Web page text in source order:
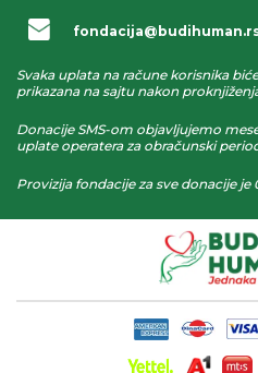
Svaka uplata na račune korisnika
prikazana na sajtu nakon
Donacije SMS-om objavljujemo
uplate operatera za obračunski
Provizija fondacije za sve donacije je